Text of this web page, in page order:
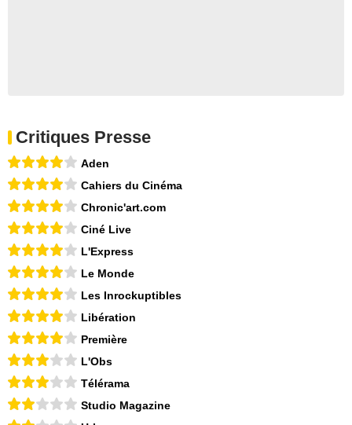
Critiques Presse
Aden
Cahiers du Cinéma
Chronic'art.com
Ciné Live
L'Express
Le Monde
Les Inrockuptibles
Libération
Première
L'Obs
Télérama
Studio Magazine